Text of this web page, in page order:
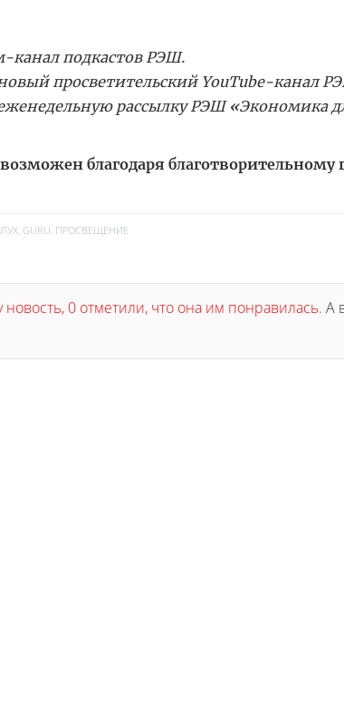
канал подкастов РЭШ.
просветительский YouTube-канал
рассылку РЭШ «Экономика
возможен благодаря
, GURU, ПРОСВЕЩЕНИЕ
новость, 0 отметили, что она им понравилась. А